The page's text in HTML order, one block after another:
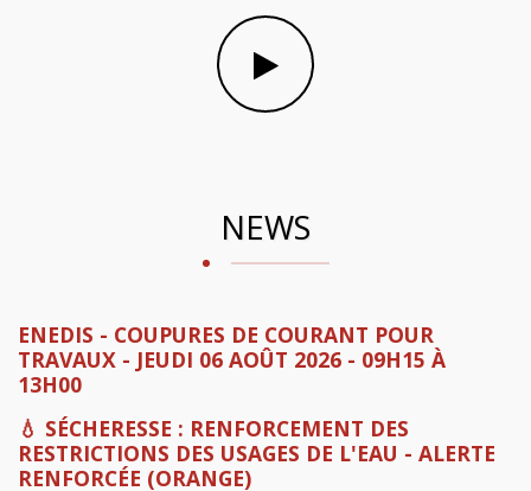
NEWS
ENEDIS - COUPURES DE COURANT POUR
TRAVAUX - JEUDI 06 AOÛT 2026 - 09H15 À
13H00
💧 SÉCHERESSE : RENFORCEMENT DES
RESTRICTIONS DES USAGES DE L'EAU - ALERTE
RENFORCÉE (ORANGE)